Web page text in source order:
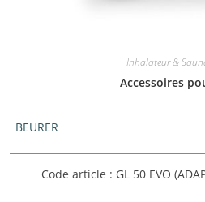
Inhalateur &
Accessoires
BEURER
Code article : GL 50 EVO